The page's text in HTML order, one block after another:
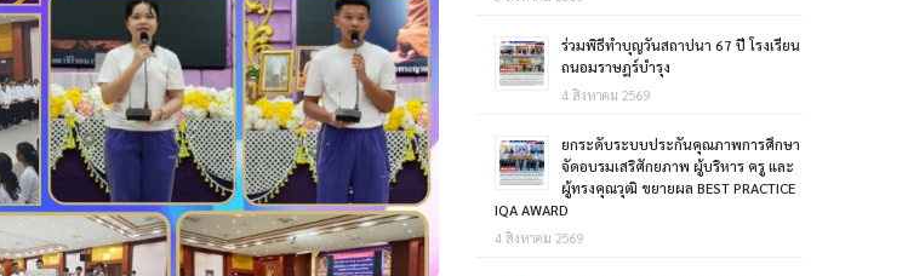
ร่วมพิธีทำบุญวันสถาปนา 67 ปี โรงเรียน
ถนอมราษฎร์บำรุง
4 สิงหาคม 2569
ยกระดับระบบประกันคุณภาพการศึกษา
จัดอบรมเสริศักยภาพ ผู้บริหาร ครู และ
ผู้ทรงคุณวุฒิ ขยายผล BEST PRACTICE
IQA AWARD
4 สิงหาคม 2569